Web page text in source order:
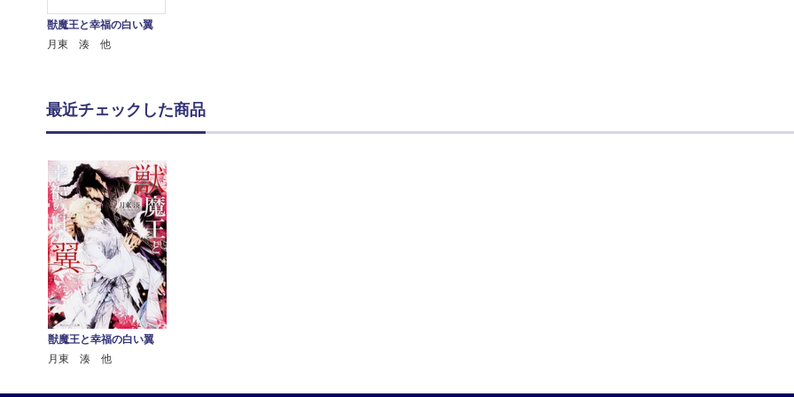
獣魔王と幸福の白い翼
月東 湊 他
最近チェックした商品
獣魔王と幸福の白い翼
月東 湊 他